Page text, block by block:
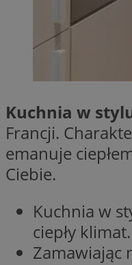
Kuchnia w
Francji.
emanuje
Ciebie.
Kuchnia w
ciepły klimat.
Zamawiając